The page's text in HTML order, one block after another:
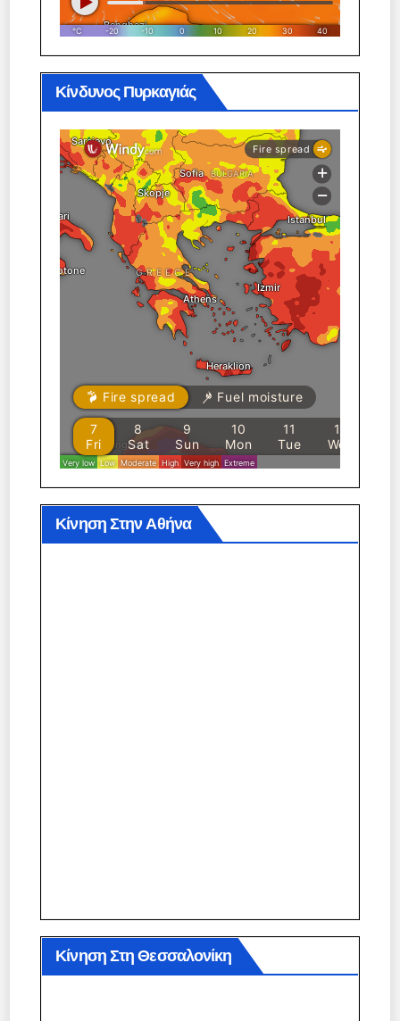
Κίνδυνος Πυρκαγιάς
Κίνηση Στην Αθήνα
Κίνηση Στη Θεσσαλονίκη